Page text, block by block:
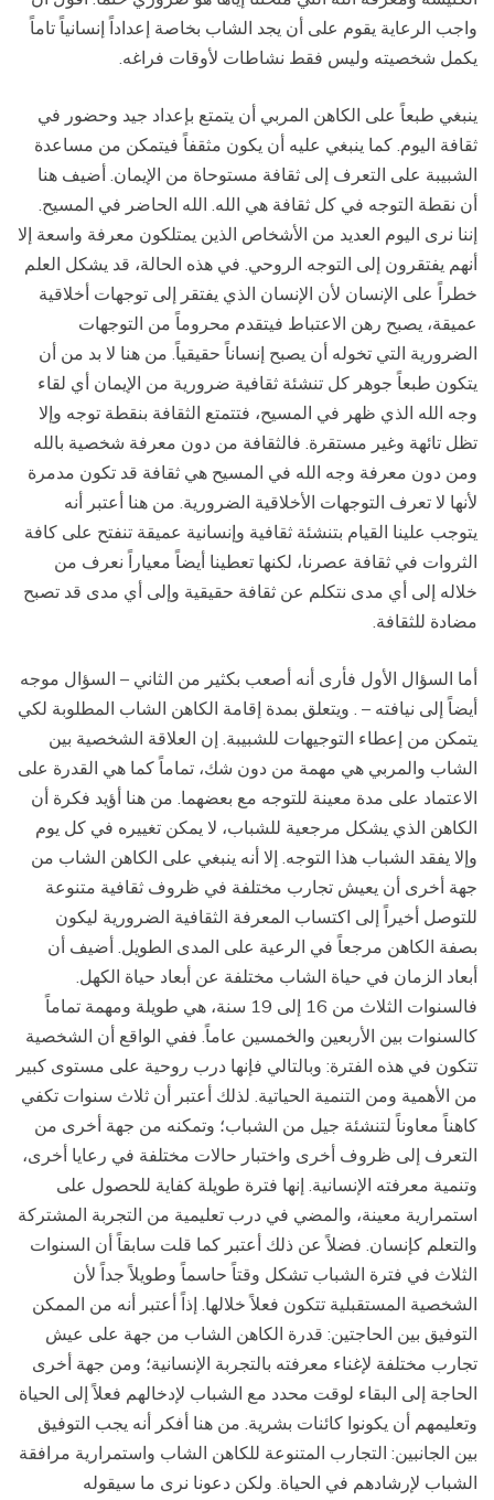
واجب الرعاية يقوم على أن يجد الشاب بخاصة إعداداً إنسانياً تاماً
يكمل شخصيته وليس فقط نشاطات لأوقات فراغه.
ينبغي طبعاً على الكاهن المربي أن يتمتع بإعداد جيد وحضور في
ثقافة اليوم. كما ينبغي عليه أن يكون مثقفاً فيتمكن من مساعدة
الشبيبة على التعرف إلى ثقافة مستوحاة من الإيمان. أضيف هنا
أن نقطة التوجه في كل ثقافة هي الله. الله الحاضر في المسيح.
إننا نرى اليوم العديد من الأشخاص الذين يمتلكون معرفة واسعة إلا
أنهم يفتقرون إلى التوجه الروحي. في هذه الحالة، قد يشكل العلم
خطراً على الإنسان لأن الإنسان الذي يفتقر إلى توجهات أخلاقية
عميقة، يصبح رهن الاعتباط فيتقدم محروماً من التوجهات
الضرورية التي تخوله أن يصبح إنساناً حقيقياً. من هنا لا بد من أن
يتكون طبعاً جوهر كل تنشئة ثقافية ضرورية من الإيمان أي لقاء
وجه الله الذي ظهر في المسيح، فتتمتع الثقافة بنقطة توجه وإلا
تظل تائهة وغير مستقرة. فالثقافة من دون معرفة شخصية بالله
ومن دون معرفة وجه الله في المسيح هي ثقافة قد تكون مدمرة
لأنها لا تعرف التوجهات الأخلاقية الضرورية. من هنا أعتبر أنه
يتوجب علينا القيام بتنشئة ثقافية وإنسانية عميقة تنفتح على كافة
الثروات في ثقافة عصرنا، لكنها تعطينا أيضاً معياراً نعرف من
خلاله إلى أي مدى نتكلم عن ثقافة حقيقية وإلى أي مدى قد تصبح
مضادة للثقافة.
أما السؤال الأول فأرى أنه أصعب بكثير من الثاني – السؤال موجه
أيضاً إلى نيافته – . ويتعلق بمدة إقامة الكاهن الشاب المطلوبة لكي
يتمكن من إعطاء التوجيهات للشبيبة. إن العلاقة الشخصية بين
الشاب والمربي هي مهمة من دون شك، تماماً كما هي القدرة على
الاعتماد على مدة معينة للتوجه مع بعضهما. من هنا أؤيد فكرة أن
الكاهن الذي يشكل مرجعية للشباب، لا يمكن تغييره في كل يوم
وإلا يفقد الشباب هذا التوجه. إلا أنه ينبغي على الكاهن الشاب من
جهة أخرى أن يعيش تجارب مختلفة في ظروف ثقافية متنوعة
للتوصل أخيراً إلى اكتساب المعرفة الثقافية الضرورية ليكون
بصفة الكاهن مرجعاً في الرعية على المدى الطويل. أضيف أن
أبعاد الزمان في حياة الشاب مختلفة عن أبعاد حياة الكهل.
فالسنوات الثلاث من 16 إلى 19 سنة، هي طويلة ومهمة تماماً
كالسنوات بين الأربعين والخمسين عاماً. ففي الواقع أن الشخصية
تتكون في هذه الفترة: وبالتالي فإنها درب روحية على مستوى كبير
من الأهمية ومن التنمية الحياتية. لذلك أعتبر أن ثلاث سنوات تكفي
كاهناً معاوناً لتنشئة جيل من الشباب؛ وتمكنه من جهة أخرى من
التعرف إلى ظروف أخرى واختبار حالات مختلفة في رعايا أخرى،
وتنمية معرفته الإنسانية. إنها فترة طويلة كفاية للحصول على
استمرارية معينة، والمضي في درب تعليمية من التجربة المشتركة
والتعلم كإنسان. فضلاً عن ذلك أعتبر كما قلت سابقاً أن السنوات
الثلاث في فترة الشباب تشكل وقتاً حاسماً وطويلاً جداً لأن
الشخصية المستقبلية تتكون فعلاً خلالها. إذاً أعتبر أنه من الممكن
التوفيق بين الحاجتين: قدرة الكاهن الشاب من جهة على عيش
تجارب مختلفة لإغناء معرفته بالتجربة الإنسانية؛ ومن جهة أخرى
الحاجة إلى البقاء لوقت محدد مع الشباب لإدخالهم فعلاً إلى الحياة
وتعليمهم أن يكونوا كائنات بشرية. من هنا أفكر أنه يجب التوفيق
بين الجانبين: التجارب المتنوعة للكاهن الشاب واستمرارية مرافقة
الشباب لإرشادهم في الحياة. ولكن دعونا نرى ما سيقوله